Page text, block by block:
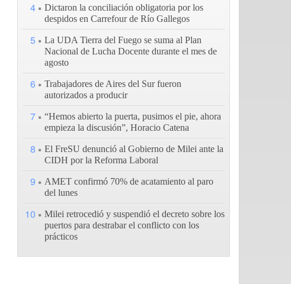
4
Dictaron la conciliación obligatoria por los
despidos en Carrefour de Río Gallegos
5
La UDA Tierra del Fuego se suma al Plan
Nacional de Lucha Docente durante el mes de
agosto
6
Trabajadores de Aires del Sur fueron
autorizados a producir
7
“Hemos abierto la puerta, pusimos el pie, ahora
empieza la discusión”, Horacio Catena
8
El FreSU denunció al Gobierno de Milei ante la
CIDH por la Reforma Laboral
9
AMET confirmó 70% de acatamiento al paro
del lunes
10
Milei retrocedió y suspendió el decreto sobre los
puertos para destrabar el conflicto con los
prácticos